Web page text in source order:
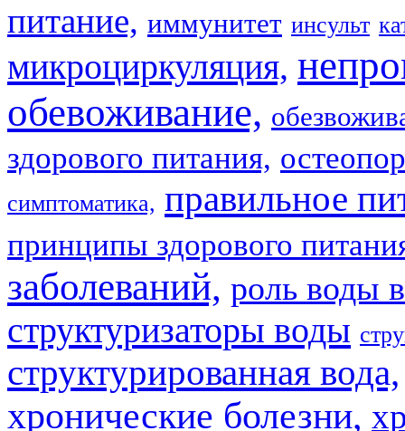
питание, иммунитет инсульт
микроциркуляция,
обевоживание,
здорового питания,
симптоматика, правильное
принципы здорового
заболеваний, роль воды
структуризаторы воды
структурированная вода,
хронические болезни,